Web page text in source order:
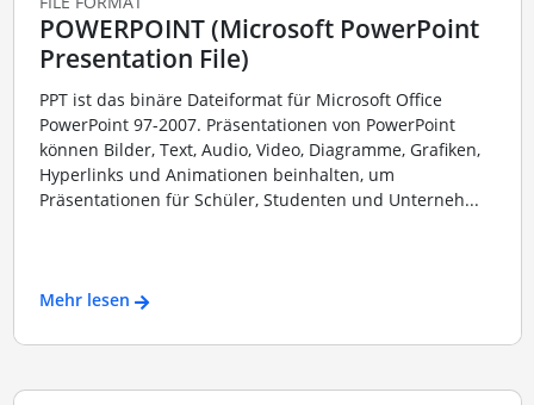
POWERPOINT (Microsoft PowerPoint
Presentation File)
PPT ist das binäre Dateiformat für Microsoft Office
PowerPoint 97-2007. Präsentationen von PowerPoint
können Bilder, Text, Audio, Video, Diagramme, Grafiken,
Hyperlinks und Animationen beinhalten, um
Präsentationen für Schüler, Studenten und Unterneh...
Mehr lesen